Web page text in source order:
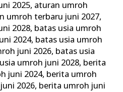
2025, aturan umroh
umroh terbaru juni 2027,
2028, batas usia umroh
2024, batas usia umroh
juni 2026, batas usia
umroh juni 2028, berita
juni 2024, berita umroh
2026, berita umroh juni